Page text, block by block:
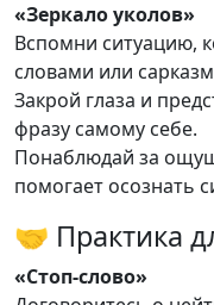
«Зеркало уколов»
Вспомни ситуацию,
словами или
Закрой глаза и
фразу самому себе.
Понаблюдай за
помогает осознать
🤝 Практика
«Стоп-слово»